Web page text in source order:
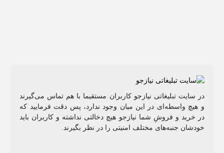
در سایت تبلیغاتی نیازجو کاربران مستقیما با هم تماس می‌گیرند
و هیچ واسطه‌ای در این میان وجود ندارد، پس دقت فرمایید که
در خرید و فروشِ شما نیازجو هیچ دخالتی نداشته و کاربران باید
خودشان جنبه‌های مختلف امنیتی را در نظر بگیرند.